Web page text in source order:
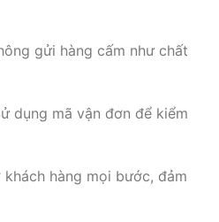
gửi hàng cấm như chất
dụng mã vận đơn để kiểm
hàng mọi bước, đảm